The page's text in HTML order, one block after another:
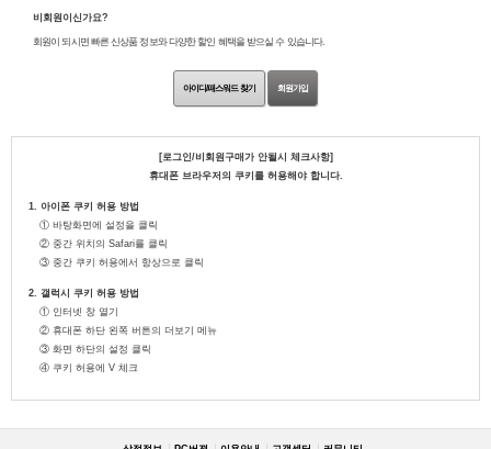
비회원이신가요?
회원이 되시면 빠른 신상품 정보와 다양한 할인 혜택을 받으실 수 있습니다.
아이디/패스워드 찾기 회원가입
[로그인/비회원구매가 안될시 체크사항]
휴대폰 브라우저의 쿠키를 허용해야 합니다.
1. 아이폰 쿠키 허용 방법
① 바탕화면에 설정을 클릭
② 중간 위치의 Safari를 클릭
③ 중간 쿠키 허용에서 항상으로 클릭
2. 갤럭시 쿠키 허용 방법
① 인터넷 창 열기
② 휴대폰 하단 왼쪽 버튼의 더보기 메뉴
③ 화면 하단의 설정 클릭
④ 쿠키 허용에 V 체크